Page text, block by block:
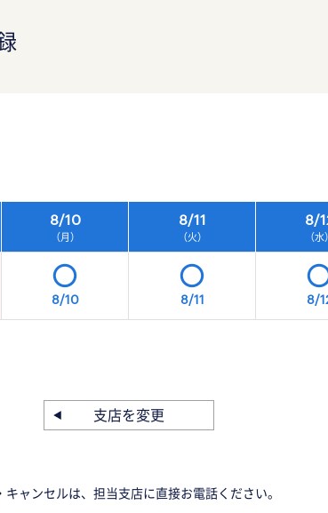
8/10
（月）
8/11
（火）
8/
（水）
8/10 8/11 8/
支店を変更
ャンセルは、担当支店に直接お電話ください。